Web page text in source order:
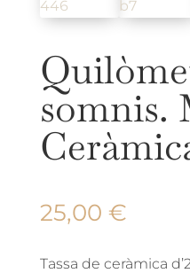
somnis.
25,00 €
Tassa de ceràmica